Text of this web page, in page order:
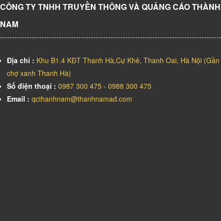
CÔNG TY TNHH TRUYỀN THÔNG VÀ QUẢNG CÁO THÀNH
NAM
Địa chỉ : Khu B1.4 KĐT Thanh Hà,Cự Khê, Thanh Oai, Hà Nội (Gần
chợ xanh Thanh Hà)
Số điện thoại : 0987 300 475 - 0988 300 475
Email : qcthanhnam@thanhnamad.com